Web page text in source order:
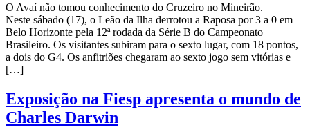
O Avaí não tomou conhecimento do Cruzeiro no Mineirão.
Neste sábado (17), o Leão da Ilha derrotou a Raposa por 3 a 0 em
Belo Horizonte pela 12ª rodada da Série B do Campeonato
Brasileiro. Os visitantes subiram para o sexto lugar, com 18 pontos,
a dois do G4. Os anfitriões chegaram ao sexto jogo sem vitórias e
[…]
Exposição na Fiesp apresenta o mundo de
Charles Darwin